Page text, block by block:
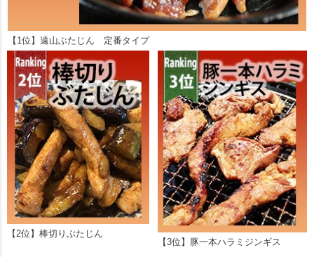
【1位】遠山ぶたじん 定番タイプ
【2位】棒切りぶたじん
【3位】豚一本ハラミジンギス